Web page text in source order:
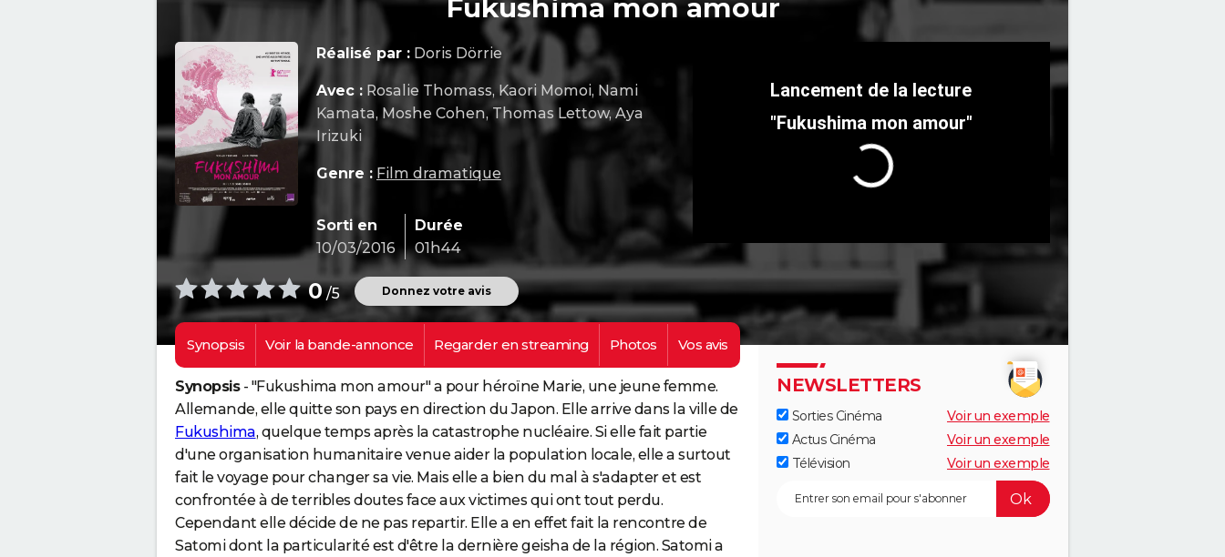
Fukushima mon amour
"Fukushima mon amour"
Réalisé par : Doris Dörrie
Avec : Rosalie Thomass, Kaori Momoi, Nami
Kamata, Moshe Cohen, Thomas Lettow, Aya
Irizuki
Genre : Film dramatique
Sorti en
10/03/2016
Durée
01h44
0/5 Donnez votre avis
Synopsis Voir la bande-annonce Regarder enstreaming Photos Vos avis
Synopsis- "Fukushima mon amour" a pour héroïne Marie, une jeune femme.
Allemande, elle quitte son pays en direction du Japon. Elle arrive dans la ville de
Fukushima, quelque temps après la catastrophe nucléaire. Si elle fait partie
d'une organisation humanitaire venue aider la population locale, elle a surtout
fait le voyage pour changer sa vie. Mais elle a bien du mal à s'adapter et est
confrontée à de terribles doutes face aux victimes qui ont tout perdu.
Cependant elle décide de ne pas repartir. Elle a en effet fait la rencontre de
Satomi dont la particularité est d'être la dernière geisha de la région. Satomi a
NEWSLETTERS
Sorties Cinéma
Voir un exemple
Actus Cinéma
Voir un exemple
Télévision
Voir un exemple